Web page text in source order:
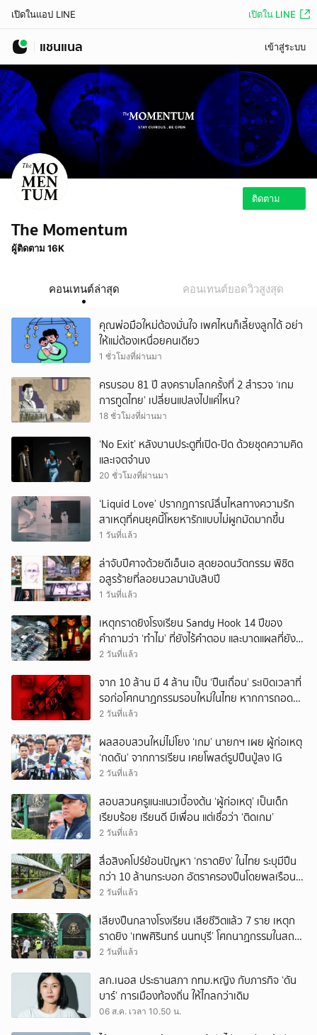
เปิดในแอป LINE เปิดใน LINE
แชนแนล เข้าสู่ระบบ
ติดตาม
The Momentum
ผู้ติดตาม 16K
คอนเทนต์ล่าสุด คอนเทนต์ยอดวิวสูงสุด
คุณพ่อมือใหม่ต้องมั่นใจ เพศไหนก็เลี้ยงลูกได้ อย่า
ให้แม่ต้องเหนื่อยคนเดียว
1 ชั่วโมงที่ผ่านมา
ครบรอบ 81 ปี สงครามโลกครั้งที่ 2 สำรวจ ‘เกม
การทูตไทย’ เปลี่ยนแปลงไปแค่ไหน?
18 ชั่วโมงที่ผ่านมา
‘No Exit’ หลังบานประตูที่เปิด-ปิด ด้วยชุดความคิด
และเจตจำนง
20 ชั่วโมงที่ผ่านมา
‘Liquid Love’ ปรากฏการณ์ลื่นไหลทางความรัก
สาเหตุที่คนยุคนี้โหยหารักแบบไม่ผูกมัดมากขึ้น
1 วันที่แล้ว
ล่าจับปีศาจด้วยดีเอ็นเอ สุดยอดนวัตกรรม พิชิต
อสูรร้ายที่ลอยนวลมานับสิบปี
1 วันที่แล้ว
เหตุกราดยิงโรงเรียน Sandy Hook 14 ปีของ
คำถามว่า ‘ทำไม’ ที่ยังไร้คำตอบ และบาดแผลที่ยัง
ทวงความรับผิดชอบไม่จบ
2 วันที่แล้ว
จาก 10 ล้าน มี 4 ล้าน เป็น ‘ปืนเถื่อน’ ระเบิดเวลาที่
รอก่อโศกนาฏกรรมรอบใหม่ในไทย หากการถอดบท
เรียนของรัฐเป็นเพียง ‘ลมปาก’
2 วันที่แล้ว
ผลสอบสวนใหม่ไม่โยง ‘เกม’ นายกฯ เผย ผู้ก่อเหตุ
‘กดดัน’ จากการเรียน เคยโพสต์รูปปืนปู่ลง IG
2 วันที่แล้ว
สอบสวนครูแนะแนวเบื้องต้น ‘ผู้ก่อเหตุ’ เป็นเด็ก
เรียบร้อย เรียนดี มีเพื่อน แต่เชื่อว่า ‘ติดเกม’
2 วันที่แล้ว
สื่อสิงคโปร์ย้อนปัญหา ‘กราดยิง’ ในไทย ระบุมีปืน
กว่า 10 ล้านกระบอก อัตราครองปืนโดยพลเรือน
สูงที่สุดในภูมิภาค
2 วันที่แล้ว
เสียงปืนกลางโรงเรียน เสียชีวิตแล้ว 7 ราย เหตุก
ราดยิง ‘เทพศิรินทร์ นนทบุรี’ โศกนาฏกรรมในสถาน
ศึกษา ครั้งที่ 2 ในรอบปี
2 วันที่แล้ว
สก.เนอส ประธานสภา กทม.หญิง กับภารกิจ ‘ดัน
บาร์’ การเมืองท้องถิ่น ให้ไกลกว่าเดิม
06 ส.ค. เวลา 10.50 น.